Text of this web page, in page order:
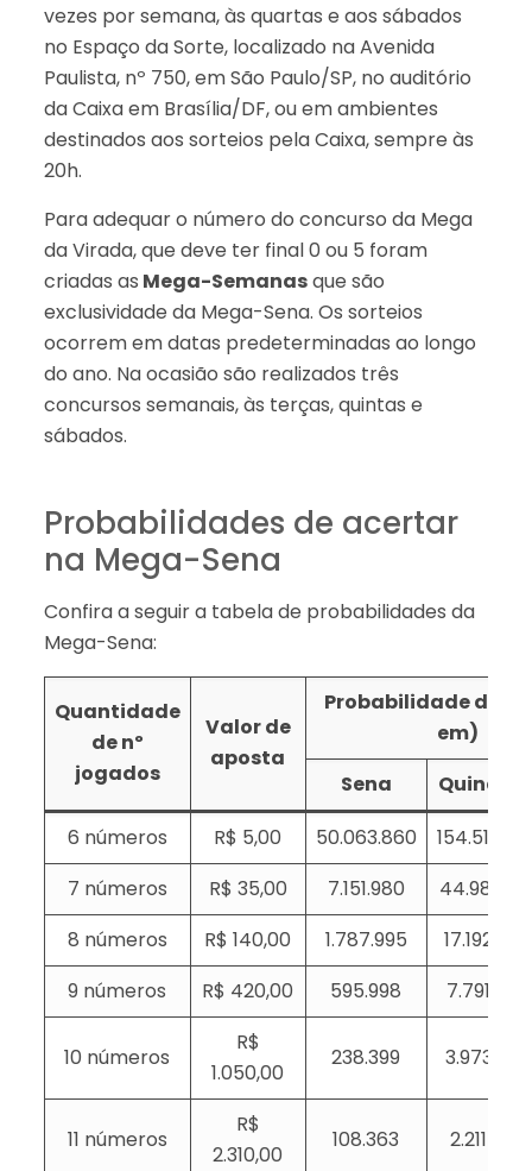
vezes por semana, às quartas e aos sábados
no Espaço da Sorte, localizado na Avenida
Paulista, nº 750, em São Paulo/SP, no auditório
da Caixa em Brasília/DF, ou em ambientes
destinados aos sorteios pela Caixa, sempre às
20h.
Para adequar o número do concurso da Mega
da Virada, que deve ter final 0 ou 5 foram
criadas as Mega-Semanasque são
exclusividade da Mega-Sena. Os sorteios
ocorrem em datas predeterminadas ao longo
do ano. Na ocasião são realizados três
concursos semanais, às terças, quintas e
sábados.
Probabilidades de acertar
na Mega-Sena
Confira a seguir a tabela de probabilidades da
Mega-Sena:
Quantidade
de nº
jogados
Valor de
aposta
Probabilidade de
em)
Sena
Quina
6 números
R$ 5,00 50.063.860
154.518
7 números
R$ 35,00 7.151.980
44.981
8 números
R$ 140,00 1.787.995
17.192
9 números
R$ 420,00 595.998 7.791
10 números
R$
1.050,00
238.399 3.973
11 números
R$
2.310,00
108.363 2.211